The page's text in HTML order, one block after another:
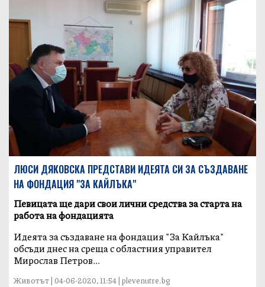
ЛЮСИ ДЯКОВСКА ПРЕДСТАВИ ИДЕЯТА СИ ЗА СЪЗДАВАНЕ
НА ФОНДАЦИЯ "ЗА КАЙЛЪКА"
Певицата ще дари свои лични средства за старта на
работа на фондацията
Идеята за създаване на фондация "За Кайлъка"
обсъди днес на среща с областния управител
Мирослав Петров...
Животът | 04-06-2020, 11:54 | plevenutre.bg